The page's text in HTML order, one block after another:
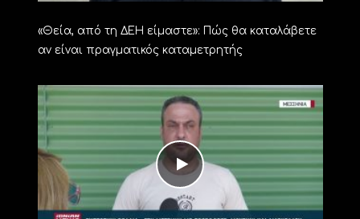
«Θεία, από τη ΔΕΗ είμαστε»: Πώς θα καταλάβετε
αν είναι πραγματικός καταμετρητής